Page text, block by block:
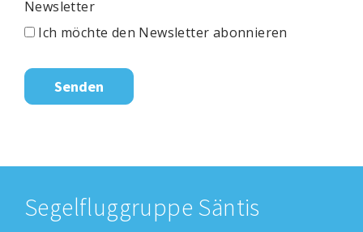
Newsletter
Ich möchte den Newsletter abonnieren
Segelfluggruppe Säntis